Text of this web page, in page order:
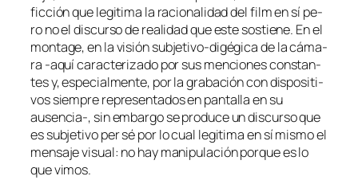
fic­ción que le­gi­ti­ma la ra­cio­na­li­dad delfilmen sí pe­
ro no el dis­cur­so de reali­dad que es­te sos­tie­ne. En el
mon­ta­ge, en la vi­sión subjetivo-digégica de la cá­ma­
ra ‑aquí ca­rac­te­ri­za­do por sus men­cio­nes cons­tan­
tes y, es­pe­cial­men­te, por la gra­ba­ción con dis­po­si­ti­
vos siem­pre re­pre­sen­ta­dos en pan­ta­lla en su
ausencia‑, sin em­bar­go se pro­du­ce un dis­cur­so que
es sub­je­ti­voper sépor lo cual le­gi­ti­ma en sí mis­mo el
men­sa­je vi­sual: no hay ma­ni­pu­la­ción por­que eslo
que vi­mos.